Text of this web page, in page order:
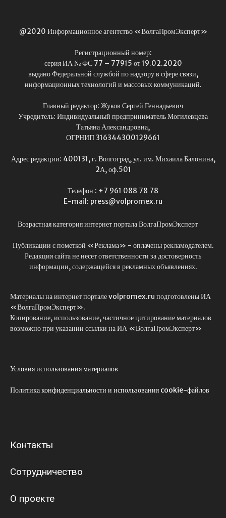
@2020 Информационное агентство «ВолгаПромЭксперт»
Регистрационный номер:
серия ИА № ФС 77 – 77915 от 19.02.2020
выдано Федеральной службой по надзору в сфере связи,
информационных технологий и массовых коммуникаций.
Главный редактор: Жуков Сергей Геннадьевич
Учредитель: Индивидуальный предприниматель Могилевцева
Татьяна Александровна,
ОГРНИП 316344300129661
Адрес редакции: 400131, г. Волгоград, ул. им. Михаила Балонина,
2А, оф.501
Телефон : +7 961 088 78 78
E-mail: press@volpromex.ru
Возрастная категория интернет портала ВолгаПромЭксперт
Публикации с пометкой «Реклама» - оплачены рекламодателем.
Редакция сайта не несет ответственности за достоверность
информации, содержащейся в рекламных объявлениях.
Материалы на интернет портале volpromex.ru подготовлены ИА
«ВолгаПромЭксперт».
Копирование, использование, частичное цитирование материалов
возможно при указании ссылки на ИА «ВолгаПромЭксперт»
Условия использования материалов
Политика конфиденциальности и использования cookie-файлов
Контакты
Сотрудничество
О проекте